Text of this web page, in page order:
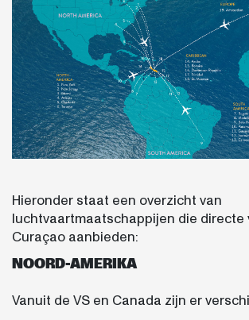
Hieronder staat een overzicht van
luchtvaartmaatschappijen die directe
Curaçao aanbieden:
NOORD-AMERIKA
Vanuit de VS en Canada zijn er